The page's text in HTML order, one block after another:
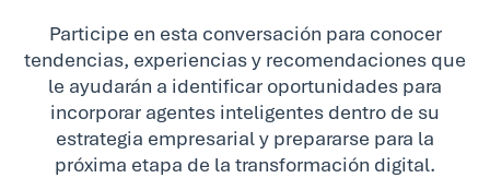
Participe en esta conversación para conocer
tendencias, experiencias y recomendaciones que
le ayudarán a identificar oportunidades para
incorporar agentes inteligentes dentro de su
estrategia empresarial y prepararse para la
próxima etapa de la transformación digital.